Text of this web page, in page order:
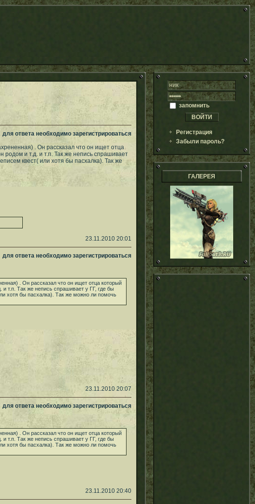
для ответа необходимо зарегистрироваться
. Он рассказал что он ищет отца
родом и т.д. и т.п. Так же непись спрашивает
квест( или хотя бы пасхалка). Так же
23.11.2010 20:01
для ответа необходимо зарегистрироваться
. Он рассказал что он ищет отца который
т.п. Так же непись спрашивает у ГГ, где бы
хотя бы пасхалка). Так же можно ли помочь
23.11.2010 20:07
для ответа необходимо зарегистрироваться
. Он рассказал что он ищет отца который
т.п. Так же непись спрашивает у ГГ, где бы
хотя бы пасхалка). Так же можно ли помочь
23.11.2010 20:40
запомнить
Регистрация
Забыли пароль?
ГАЛЕРЕЯ